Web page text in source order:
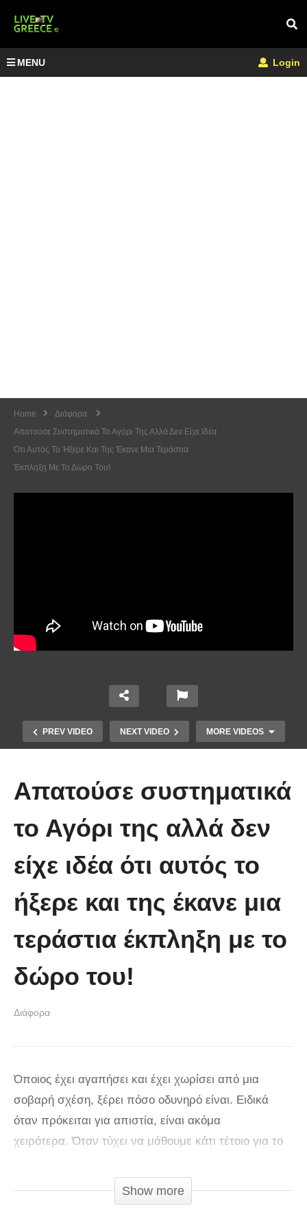
MENU Login
Home
Διάφορα
Απατούσε Συστηματικά Το Αγόρι Της Αλλά Δεν Είχε Ιδέα
Ότι Αυτός Το Ήξερε Και Της Έκανε Μια Τεράστια
Έκπληξη Με Το Δώρο Του!
PREV VIDEO NEXT VIDEO MORE VIDEOS
άτυχη μέρα στη δουλειά
Απατούσε συστηματικά
το Αγόρι της αλλά δεν
είχε ιδέα ότι αυτός το
ήξερε και της έκανε μια
τεράστια έκπληξη με το
δώρο του!
Διάφορα
Όποιος έχει αγαπήσει και έχει χωρίσει από μια
σοβαρή σχέση, ξέρει πόσο οδυνηρό είναι. Ειδικά
όταν πρόκειται για απιστία, είναι ακόμα
χειρότερα. Όταν τύχει να μάθουμε κάτι τέτοιο για το
πώς να τον εκδικηθούμε. Έτσι και ο τύπος του
παρακάτω βίντεο, πήρε την πιο γλυκιά εκδίκηση από
Show more